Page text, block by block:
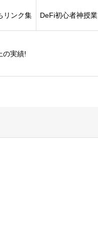
の実績!
リンク集 DeFi初心者神授業